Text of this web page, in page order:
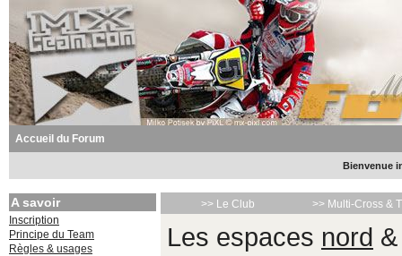
Accueil du Forum
Bienvenue
A savoir
Inscription
Principe du Team
Règles & usages
>> Le Club >> Multi-Cross &
Les espaces nord